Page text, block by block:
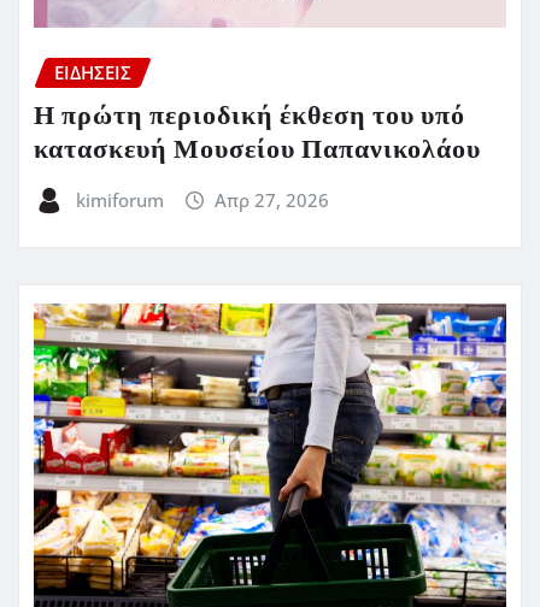
ΕΙΔΗΣΕΙΣ
Η πρώτη περιοδική έκθεση του υπό
κατασκευή Μουσείου Παπανικολάου
kimiforum Απρ 27, 2026